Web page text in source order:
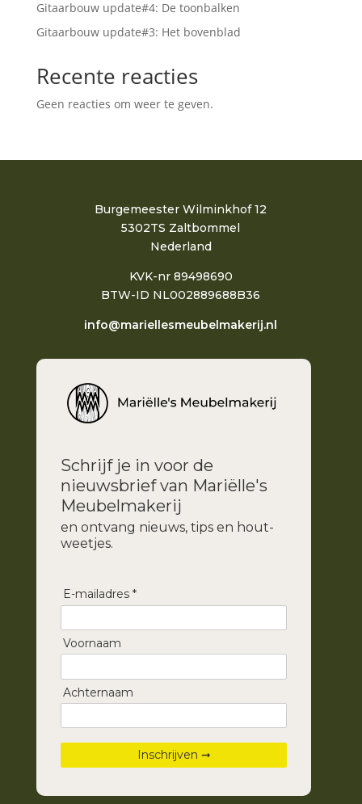
Gitaarbouw update#4: De toonbalken
Gitaarbouw update#3: Het bovenblad
Recente reacties
Geen reacties om weer te geven.
Burgemeester Wilminkhof 12
5302TS Zaltbommel
Nederland
KVK-nr 89498690
BTW-ID NL002889688B36
info@mariellesmeubelmakerij.nl
Schrijf je in voor de
nieuwsbrief van Mariëlle's
Meubelmakerij
en ontvang nieuws, tips en hout-
weetjes.
E-mailadres *
Voornaam
Achternaam
Inschrijven ➞